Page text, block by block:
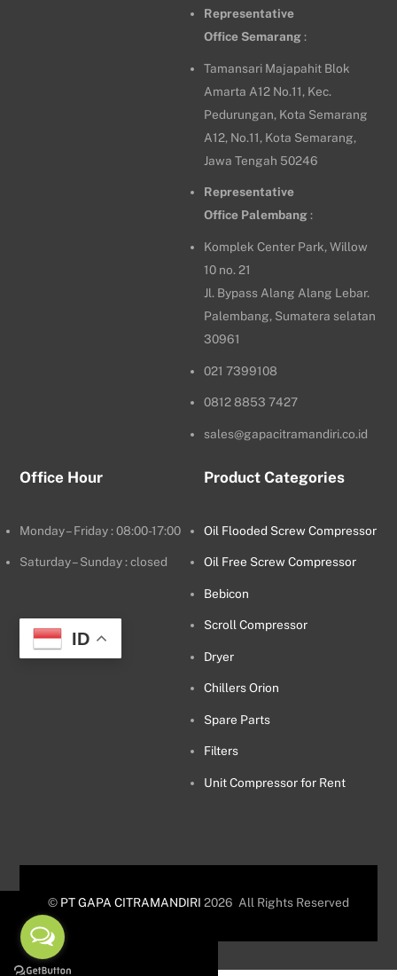
Representative
Office Semarang:
Tamansari Majapahit Blok
Amarta A12 No.11, Kec.
Pedurungan, Kota Semarang
A12, No.11, Kota Semarang,
Jawa Tengah 50246
Representative
Office Palembang:
Komplek Center Park, Willow
10 no. 21
Jl. Bypass Alang Alang Lebar.
Palembang, Sumatera selatan
30961
021 7399108
0812 8853 7427
sales@gapacitramandiri.co.id
Office Hour
Monday – Friday : 08:00-17:00
Saturday – Sunday : closed
ID
Product Categories
Oil Flooded Screw Compressor
Oil Free Screw Compressor
Bebicon
Scroll Compressor
Dryer
Chillers Orion
Spare Parts
Filters
Unit Compressor for Rent
© PT GAPA CITRAMANDIRI 2026 All Rights Reserved